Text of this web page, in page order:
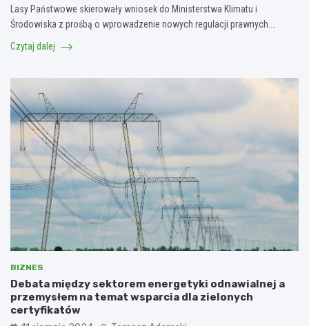
Lasy Państwowe skierowały wniosek do Ministerstwa Klimatu i
Środowiska z prośbą o wprowadzenie nowych regulacji prawnych.…
Czytaj dalej
BIZNES
Debata między sektorem energetyki odnawialnej a
przemysłem na temat wsparcia dla zielonych
certyfikatów